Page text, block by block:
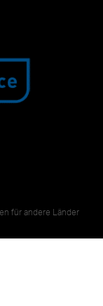
für andere Länder